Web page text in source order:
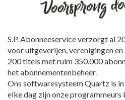
S.P. Abonneeservice verzorgt al
voor uitgeverijen, verenigingen
200 titels met ruim 350.000
het abonnementenbeheer.
Ons softwaresysteem Quartz is
elke dag zijn onze programmeurs